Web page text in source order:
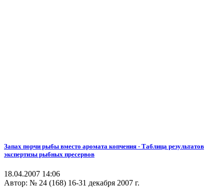
Запах порчи рыбы вместо аромата копчения - Таблица результатов
экспертизы рыбных пресервов
18.04.2007 14:06
Автор: № 24 (168) 16-31 декабря 2007 г.